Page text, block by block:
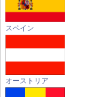
スペイン
オーストリア